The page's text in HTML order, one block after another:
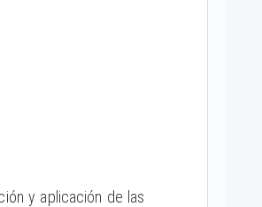
y aplicación de las